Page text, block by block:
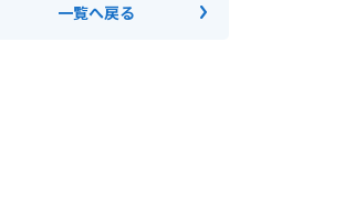
一覧へ戻る